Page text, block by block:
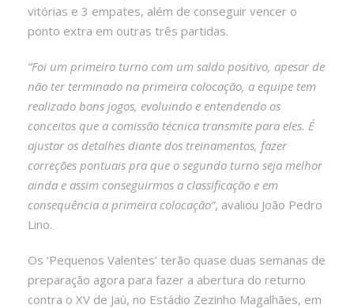
vitórias e 3 empates, além de conseguir vencer o
ponto extra em outras três partidas.
“Foi um primeiro turno com um saldo positivo, apesar de
não ter terminado na primeira colocação, a equipe tem
realizado bons jogos, evoluindo e entendendo os
conceitos que a comissão técnica transmite para eles. É
ajustar os detalhes diante dos treinamentos, fazer
correções pontuais pra que o segundo turno seja melhor
ainda e assim conseguirmos a classificação e em
consequência a primeira colocação”, avaliou João Pedro
Lino.
Os ‘Pequenos Valentes’ terão quase duas semanas de
preparação agora para fazer a abertura do returno
contra o XV de Jaú, no Estádio Zezinho Magalhães, em